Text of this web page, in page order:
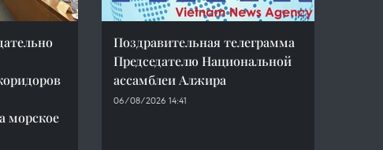
морское
Поздравительная телеграмма
Председателю Национальной
ассамблеи Алжира
06/08/2026 14:41